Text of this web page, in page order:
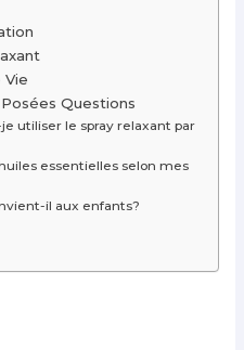
Vie
Questions
utiliser le spray relaxant par
essentielles selon mes
il aux enfants?